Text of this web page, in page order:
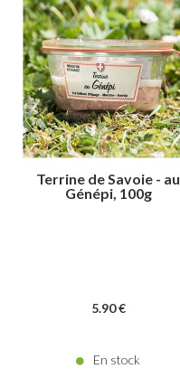
Terrine de Savoie - au
Génépi, 100g
5.90 €
En stock